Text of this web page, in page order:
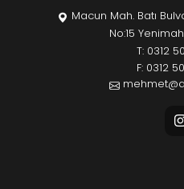
Macun Mah. Batı
No:15
T: 0312
F: 0312